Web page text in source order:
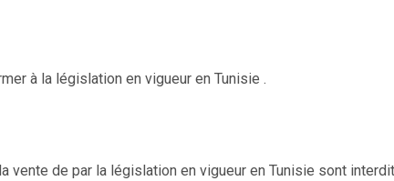
à la législation en vigueur en Tunisie .
vente de par la législation en vigueur en Tunisie sont